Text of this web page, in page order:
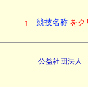
↑ 競技名称 をク
公益社団法人